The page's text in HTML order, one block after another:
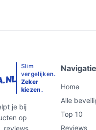
Slim
vergelijken.
Zeker
kiezen.
je bij
op
reviews
Navigatie
Home
Alle
Top 10
Reviews